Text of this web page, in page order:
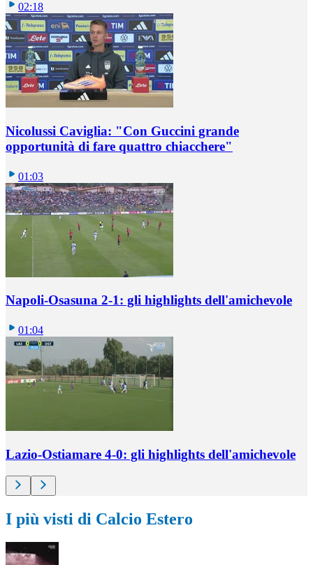
02:18
Nicolussi Caviglia: "Con Guccini grande
opportunità di fare quattro chiacchere"
01:03
Napoli-Osasuna 2-1: gli highlights dell'amichevole
01:04
Lazio-Ostiamare 4-0: gli highlights dell'amichevole
I più visti di Calcio Estero